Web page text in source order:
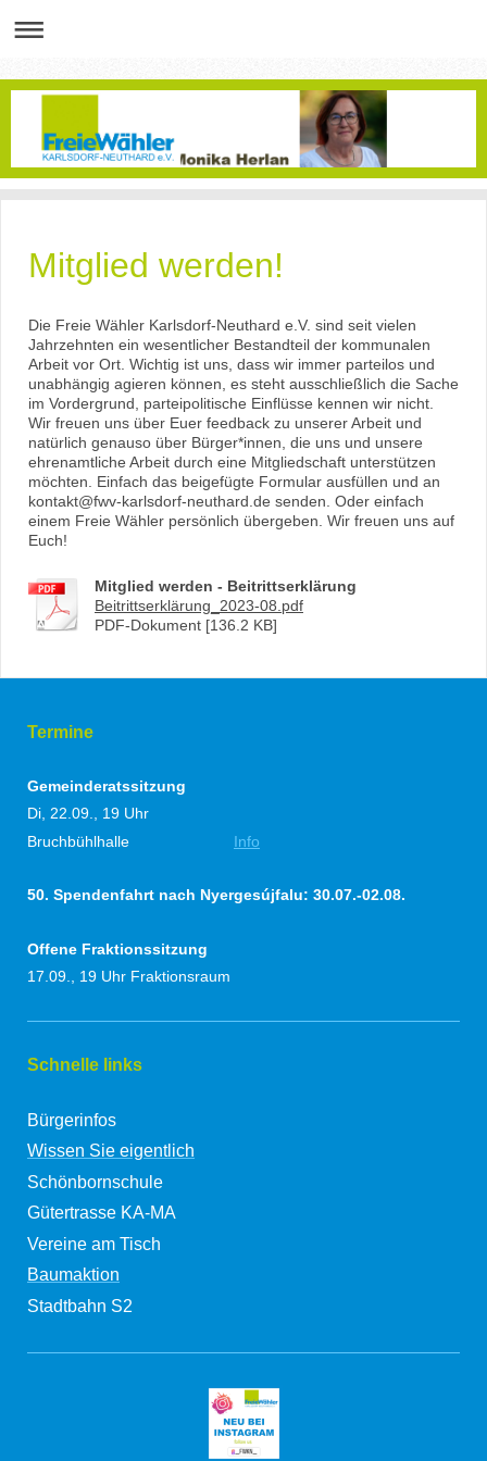
Mitglied werden!
Die Freie Wähler Karlsdorf-Neuthard e.V. sind seit vielen
Jahrzehnten ein wesentlicher Bestandteil der kommunalen
Arbeit vor Ort. Wichtig ist uns, dass wir immer parteilos und
unabhängig agieren können, es steht ausschließlich die Sache
im Vordergrund, parteipolitische Einflüsse kennen wir nicht.
Wir freuen uns über Euer feedback zu unserer Arbeit und
natürlich genauso über Bürger*innen, die uns und unsere
ehrenamtliche Arbeit durch eine Mitgliedschaft unterstützen
möchten. Einfach das beigefügte Formular ausfüllen und an
kontakt@fwv-karlsdorf-neuthard.de senden. Oder einfach
einem Freie Wähler persönlich übergeben. Wir freuen uns auf
Euch!
Mitglied werden - Beitrittserklärung
Beitrittserklärung_2023-08.pdf
PDF-Dokument [136.2 KB]
Termine
Gemeinderatssitzung
Di, 22.09., 19 Uhr
Bruchbühlhalle
Info
50. Spendenfahrt nach Nyergesújfalu: 30.07.-02.08.
Offene Fraktionssitzung
17.09., 19 Uhr Fraktionsraum
Schnelle links
Bürgerinfos
Wissen Sie eigentlich
Schönbornschule
Gütertrasse KA-MA
Vereine am Tisch
Baumaktion
Stadtbahn S2